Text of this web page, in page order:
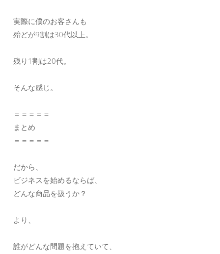
実際に僕のお客さんも
殆どが9割は30代以上。
残り1割は20代。
そんな感じ。
＝＝＝＝＝
まとめ
＝＝＝＝＝
だから、
ビジネスを始めるならば、
どんな商品を扱うか？
より、
誰がどんな問題を抱えていて、